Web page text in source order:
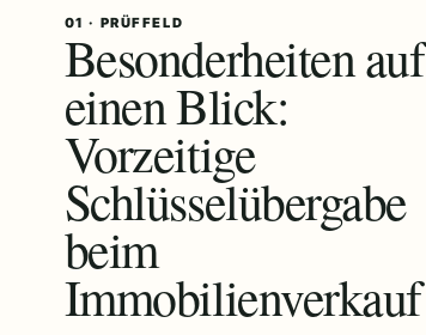
01 · PRÜFFELD
Besonderheiten auf
einen Blick:
Vorzeitige
Schlüsselübergabe
beim
Immobilienverkauf